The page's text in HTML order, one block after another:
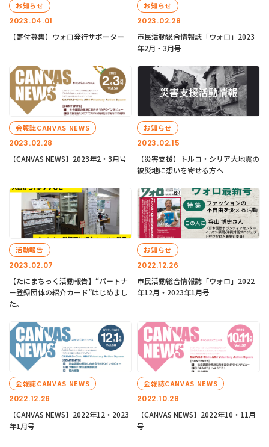
2023.04.01
お知らせ
【寄付募集】ウォロ発行サポーター
2023.02.28
お知らせ
市民活動総合情報誌「ウォロ」2023
年2月・3月号
2023.02.28
会報誌CANVAS NEWS
【CANVAS NEWS】2023年2・3月号
2023.02.15
お知らせ
【災害支援】トルコ・シリア大地震の
被災地に想いを寄せる方へ
2023.02.07
活動報告
【たにまちっく活動報告】“パートナ
ー登録団体の紹介カード”はじめまし
た。
2022.12.26
お知らせ
市民活動総合情報誌「ウォロ」2022
年12月・2023年1月号
2022.12.26
会報誌CANVAS NEWS
【CANVAS NEWS】2022年12・2023
年1月号
2022.10.28
会報誌CANVAS NEWS
【CANVAS NEWS】2022年10・11月
号